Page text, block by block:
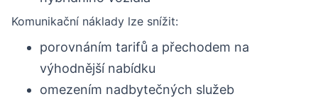
Komunikační náklady lze snížit:
porovnáním tarifů a přechodem na
výhodnější nabídku
omezením nadbytečných služeb